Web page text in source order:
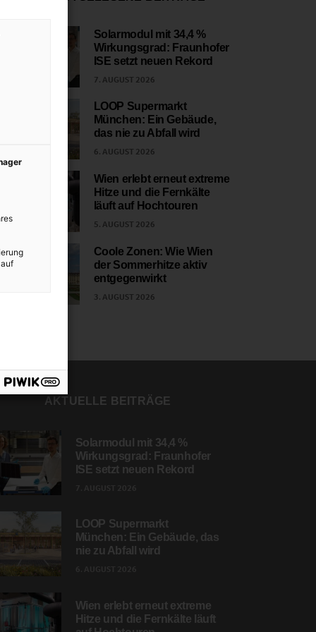
Solarmodul mit 34,4 %
Wirkungsgrad: Fraunhofer
ISE setzt neuen Rekord
7. AUGUST 2026
LOOP Supermarkt
München: Ein Gebäude,
das nie zu Abfall wird
6. AUGUST 2026
Wien erlebt erneut extreme
Hitze und die Fernkälte
läuft auf Hochtouren
5. AUGUST 2026
Coole Zonen: Wie Wien
der Sommerhitze aktiv
entgegenwirkt
3. AUGUST 2026
AKTUELLE BEITRÄGE
Solarmodul mit 34,4 %
Wirkungsgrad: Fraunhofer
ISE setzt neuen Rekord
LOOP Supermarkt
München: Ein Gebäude, das
nie zu Abfall wird
Wien erlebt erneut extreme
Hitze und die Fernkälte läuft